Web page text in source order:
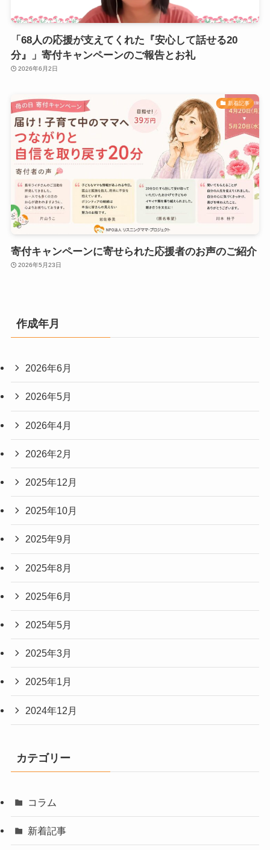
「68人の応援が支えてくれた『安心して話せる20
分』」寄付キャンペーンのご報告とお礼
2026年6月2日
新着記事
寄付キャンペーンに寄せられた応援者のお声のご紹介
2026年5月23日
作成年月
2026年6月
2026年5月
2026年4月
2026年2月
2025年12月
2025年10月
2025年9月
2025年8月
2025年6月
2025年5月
2025年3月
2025年1月
2024年12月
カテゴリー
コラム
新着記事